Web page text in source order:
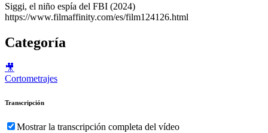
Siggi, el niño espía del FBI (2024)
https://www.filmaffinity.com/es/film124126.html
Categoría
🎥
Cortometrajes
Transcripción
Mostrar la transcripción completa del vídeo